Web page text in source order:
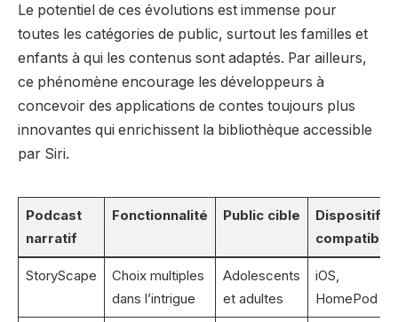
Le potentiel de ces évolutions est immense pour
toutes les catégories de public, surtout les familles et
enfants à qui les contenus sont adaptés. Par ailleurs,
ce phénomène encourage les développeurs à
concevoir des applications de contes toujours plus
innovantes qui enrichissent la bibliothèque accessible
par Siri.
Podcast
narratif
Fonctionnalité Public cible
Dispositifs
StoryScape
Choix multiples
dans l’intrigue
Adolescents
et adultes
iOS,
HomePod